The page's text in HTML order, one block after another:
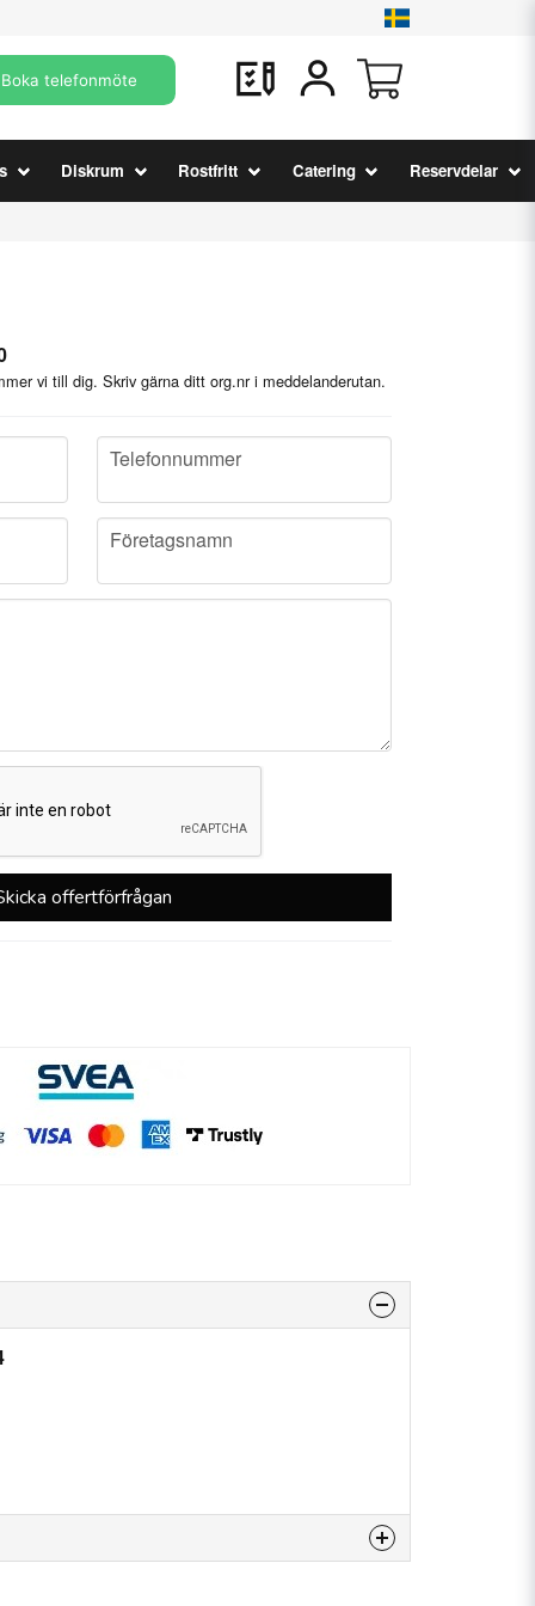
Boka telefonmöte
Diskrum Rostfritt Catering Reservdelar
vi till dig. Skriv gärna ditt org.nr i meddelanderutan.
phone
Telefonnummer
company
Företagsnamn
offertförfrågan